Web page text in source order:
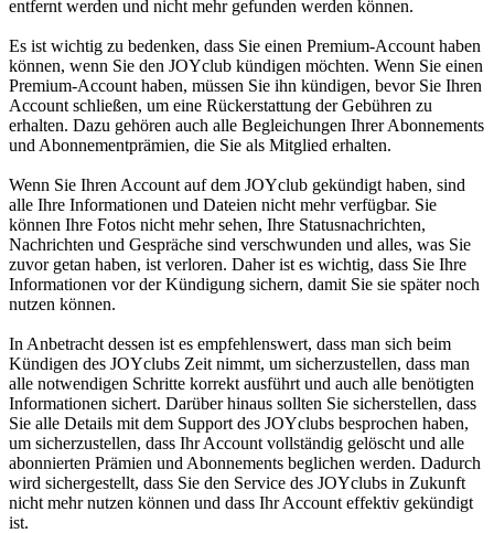
entfernt werden und nicht mehr gefunden werden können.
Es ist wichtig zu bedenken, dass Sie einen Premium-Account haben
können, wenn Sie den JOYclub kündigen möchten. Wenn Sie einen
Premium-Account haben, müssen Sie ihn kündigen, bevor Sie Ihren
Account schließen, um eine Rückerstattung der Gebühren zu
erhalten. Dazu gehören auch alle Begleichungen Ihrer Abonnements
und Abonnementprämien, die Sie als Mitglied erhalten.
Wenn Sie Ihren Account auf dem JOYclub gekündigt haben, sind
alle Ihre Informationen und Dateien nicht mehr verfügbar. Sie
können Ihre Fotos nicht mehr sehen, Ihre Statusnachrichten,
Nachrichten und Gespräche sind verschwunden und alles, was Sie
zuvor getan haben, ist verloren. Daher ist es wichtig, dass Sie Ihre
Informationen vor der Kündigung sichern, damit Sie sie später noch
nutzen können.
In Anbetracht dessen ist es empfehlenswert, dass man sich beim
Kündigen des JOYclubs Zeit nimmt, um sicherzustellen, dass man
alle notwendigen Schritte korrekt ausführt und auch alle benötigten
Informationen sichert. Darüber hinaus sollten Sie sicherstellen, dass
Sie alle Details mit dem Support des JOYclubs besprochen haben,
um sicherzustellen, dass Ihr Account vollständig gelöscht und alle
abonnierten Prämien und Abonnements beglichen werden. Dadurch
wird sichergestellt, dass Sie den Service des JOYclubs in Zukunft
nicht mehr nutzen können und dass Ihr Account effektiv gekündigt
ist.